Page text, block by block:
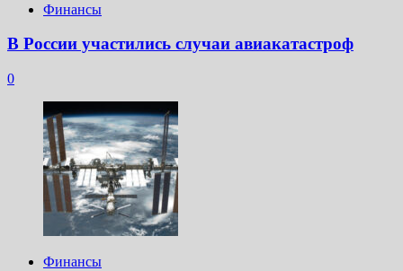
Финансы
В России участились случаи авиакатастроф
0
Финансы